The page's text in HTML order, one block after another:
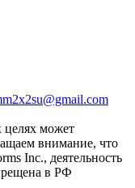
целях может
внимание, что
Inc., деятельность
в РФ